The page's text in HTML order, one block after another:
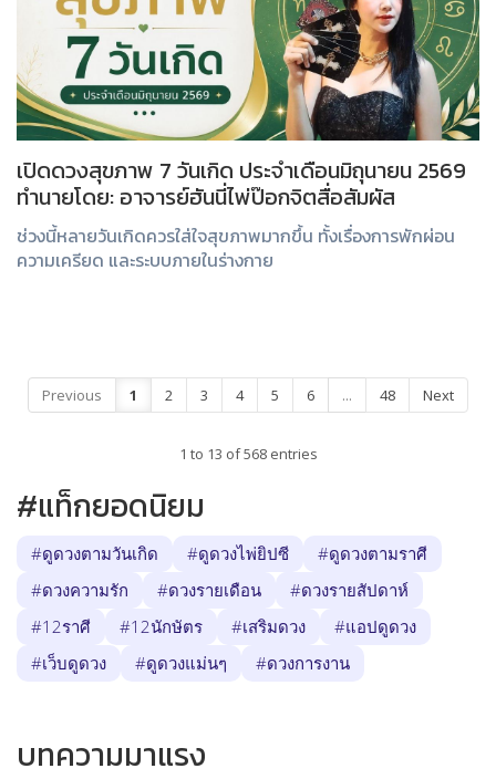
เปิดดวงสุขภาพ 7 วันเกิด ประจำเดือนมิถุนายน 2569
ทำนายโดย: อาจารย์ฮันนี่ไพ่ป๊อกจิตสื่อสัมผัส
ช่วงนี้หลายวันเกิดควรใส่ใจสุขภาพมากขึ้น ทั้งเรื่องการพักผ่อน
ความเครียด และระบบภายในร่างกาย
Previous 1 2 3 4 5 6 ... 48 Next
1 to 13 of 568 entries
#แท็กยอดนิยม
#ดูดวงตามวันเกิด #ดูดวงไพ่ยิปซี
#ดูดวงตามราศี
#ดวงความรัก
#ดวงรายเดือน
#ดวงรายสัปดาห์
#12ราศี
#12นักษัตร #เสริมดวง
#แอปดูดวง
#เว็บดูดวง
#ดูดวงแม่นๆ #ดวงการงาน
บทความมาแรง